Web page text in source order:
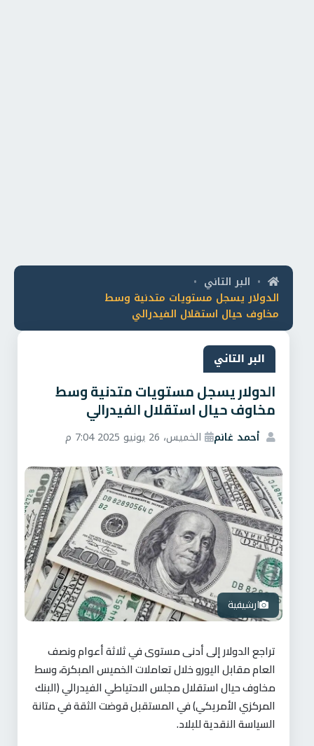
• البر التاني •
الدولار يسجل مستويات متدنية وسط
مخاوف حيال استقلال الفيدرالي
البر التاني
الدولار يسجل مستويات متدنية وسط
مخاوف حيال استقلال الفيدرالي
أحمد غانم الخميس، 26 يونيو 2025 7:04 م
ارشيفية
تراجع الدولار إلى أدنى مستوى في ثلاثة أعوام ونصف
العام مقابل اليورو خلال تعاملات الخميس المبكرة، وسط
مخاوف حيال استقلال مجلس الاحتياطي الفيدرالي (البنك
المركزي الأمريكي) في المستقبل قوضت الثقة في متانة
السياسة النقدية للبلاد.